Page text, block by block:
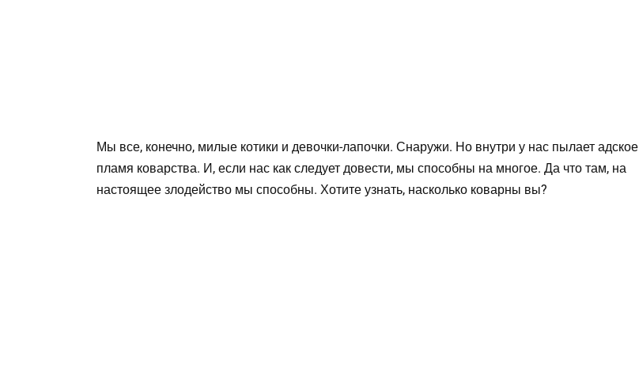
Мы все, конечно, милые котики и девочки-лапочки. Снаружи. Но внутри у нас пылает адское
пламя коварства. И, если нас как следует довести, мы способны на многое. Да что там, на
настоящее злодейство мы способны. Хотите узнать, насколько коварны вы?